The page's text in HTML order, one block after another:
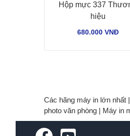
Hộp mực 337
hiệu
680.000 VNĐ
Các hãng máy in lớn nhất |
photo văn phòng | Máy in